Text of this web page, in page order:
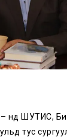
нд ШУТИС,
тус